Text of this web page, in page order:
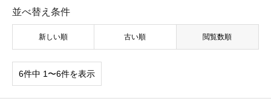
並べ替え条件
新しい順 古い順 閲覧数順
6件中 1〜6件を表示